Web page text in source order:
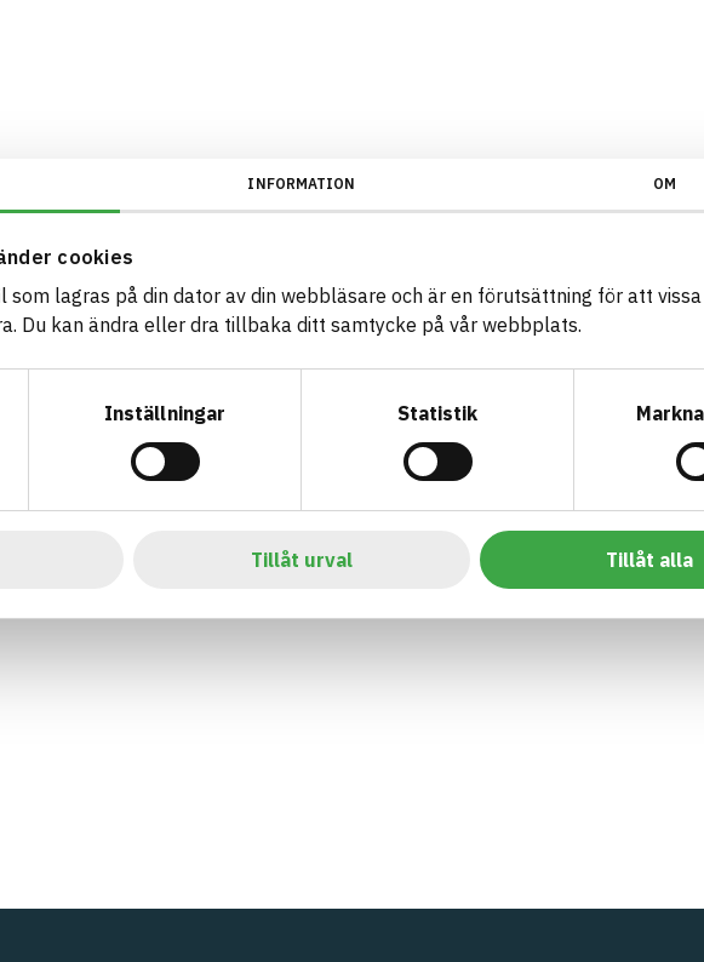
INFORMATION OM
cookies
som lagras på din dator av din webbläsare och är en förutsättning för att
Du kan ändra eller dra tillbaka ditt samtycke på vår webbplats.
Inställningar Statistik
Tillåt urval Tillåt alla